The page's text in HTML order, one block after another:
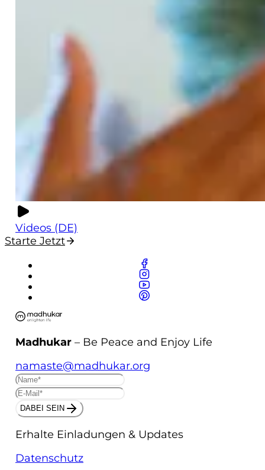
Videos (DE)
Starte Jetzt
Madhukar – Be Peace and Enjoy Life
namaste@madhukar.org
DABEI SEIN
Erhalte Einladungen & Updates
Datenschutz